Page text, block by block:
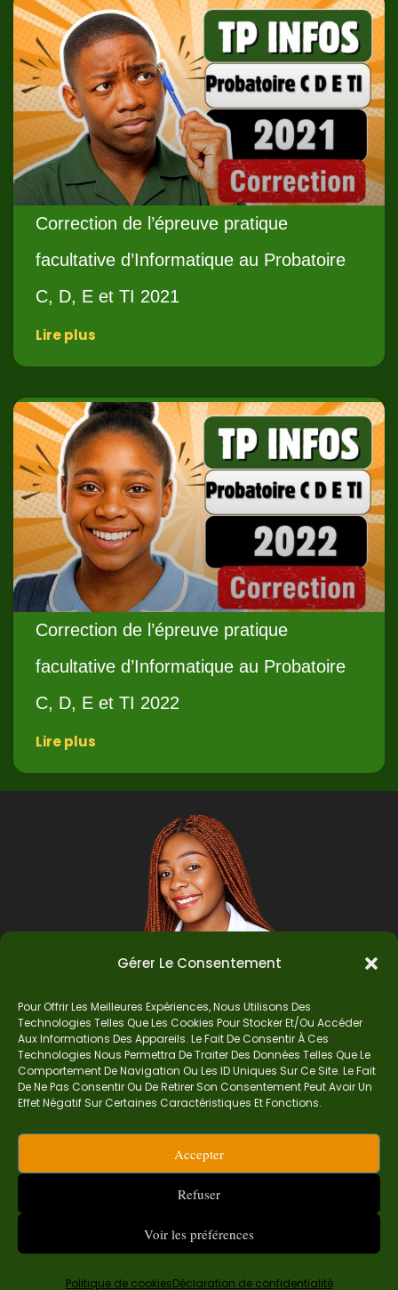
Gérer Le Consentement
Pour Offrir Les Meilleures Expériences, Nous Utilisons Des
Technologies Telles Que Les Cookies Pour Stocker Et/ou Accéder
Aux Informations Des Appareils. Le Fait De Consentir À Ces
Technologies Nous Permettra De Traiter Des Données Telles Que Le
Comportement De Navigation Ou Les ID Uniques Sur Ce Site. Le Fait
De Ne Pas Consentir Ou De Retirer Son Consentement Peut Avoir Un
Effet Négatif Sur Certaines Caractéristiques Et Fonctions.
Accepter
Refuser
Voir les préférences
Politique de cookiesDéclaration de confidentialité
Correction de l’épreuve pratique
facultative d’Informatique au Probatoire
C, D, E et TI 2021
Lire plus
Correction de l’épreuve pratique
facultative d’Informatique au Probatoire
C, D, E et TI 2022
Lire plus
Auteur
Je suis Madame Mba, une enseignante certifiée
mes épreuves, documents mathématiques,
astuces et conseils pour t’aider à comprendre,
468 359